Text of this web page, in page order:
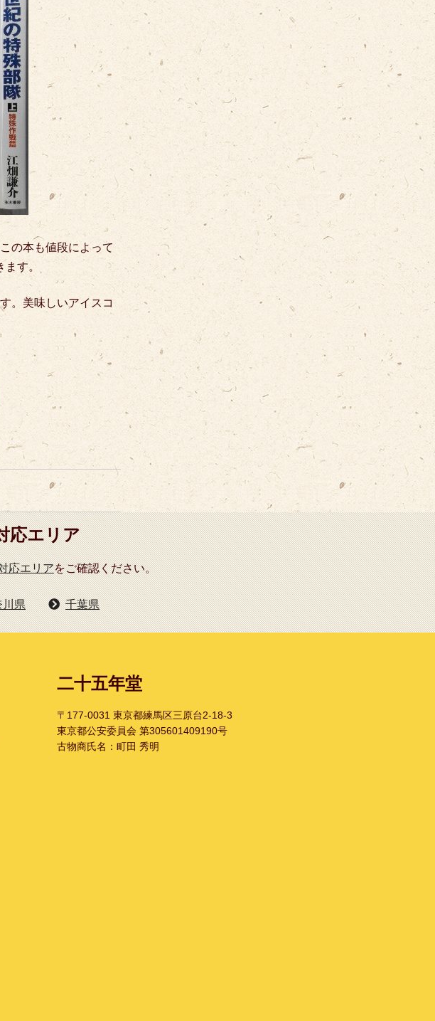
の本も値段によって
す。
。美味しいアイスコ
応エリア
応エリアをご確認ください。
川県 千葉県
二十五年堂
〒177-0031 東京都練馬区三原台2-18-3
東京都公安委員会 第305601409190号
古物商氏名：町田 秀明